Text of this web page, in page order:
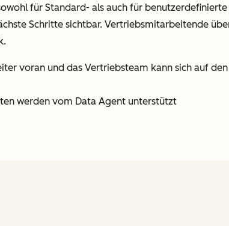
für Standard- als auch für
Schritte sichtbar. Vertriebsmitarbeitende
voran und das Vertriebsteam kann sich auf
werden vom Data Agent unterstützt